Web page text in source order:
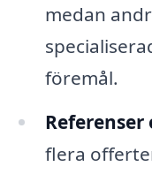
medan
föremål.
Referenser
flera